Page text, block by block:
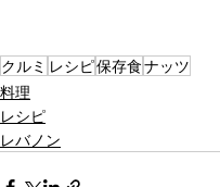
クルミ レシピ保存食ナッツ
料理
レシピ
レバノン